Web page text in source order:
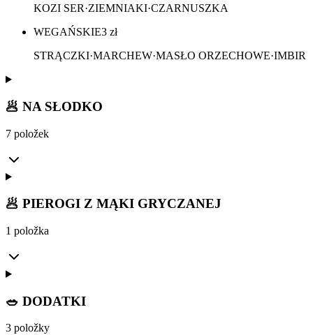
KOZI SER·ZIEMNIAKI·CZARNUSZKA
WEGAŃSKIE3 zł
STRĄCZKI·MARCHEW·MASŁO ORZECHOWE·IMBIR
🥟 NA SŁODKO
7 položek
🥟 PIEROGI Z MĄKI GRYCZANEJ
1 položka
🥗 DODATKI
3 položky